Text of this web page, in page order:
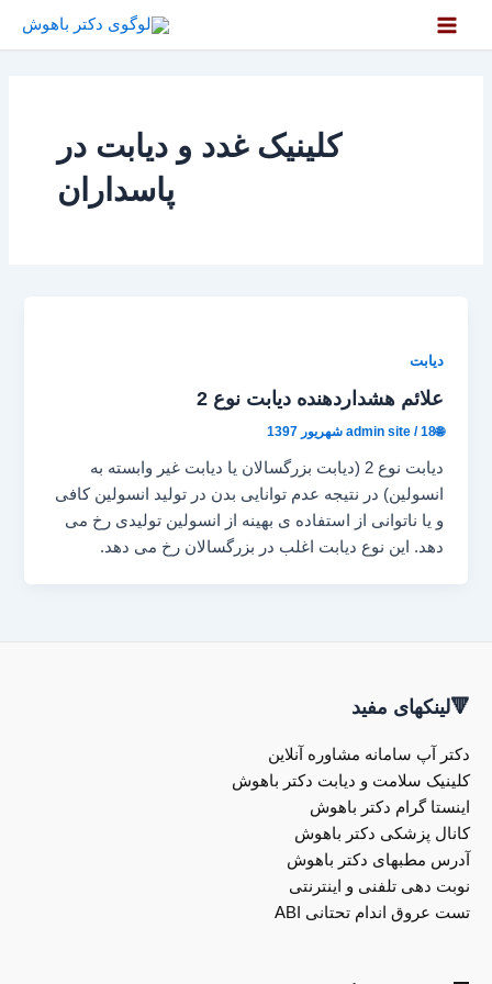
کلینیک غدد و دیابت در
پاسداران
دیابت
علائم هشداردهنده دیابت نوع 2
🌐admin site
/18 شهریور 1397
دیابت نوع 2 (دیابت بزرگسالان یا دیابت غیر وابسته به
انسولین) در نتیجه عدم توانایی بدن در تولید انسولین کافی
و یا ناتوانی از استفاده ی بهینه از انسولین تولیدی رخ می
دهد. این نوع دیابت اغلب در بزرگسالان رخ می دهد.
🔻لینکهای مفید
دکتر آپ سامانه مشاوره آنلاین
کلینیک سلامت و دیابت دکتر باهوش
اینستا گرام دکتر باهوش
کانال پزشکی دکتر باهوش
آدرس مطبهای دکتر باهوش
نوبت دهی تلفنی و اینترنتی
تست عروق اندام تحتانی ABI